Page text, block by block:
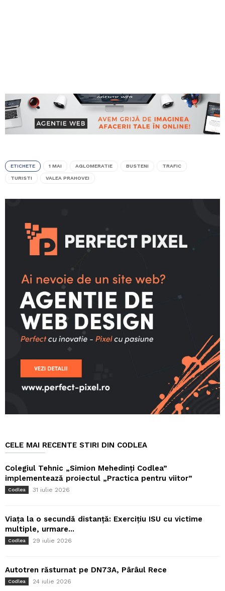
ETICHETE 1 MAI AGLOMERATIE BUSTENI TRAFIC
TURISTI VALEA PRAHOVEI
CELE MAI RECENTE STIRI DIN CODLEA
Colegiul Tehnic „Simion Mehedinți Codlea”
implementează proiectul „Practica pentru viitor”
Codlea 31 iulie 2026
Viața la o secundă distanță: Exercițiu ISU cu victime
multiple, urmare...
Codlea 29 iulie 2026
Autotren răsturnat pe DN73A, Pârâul Rece
Codlea 24 iulie 2026